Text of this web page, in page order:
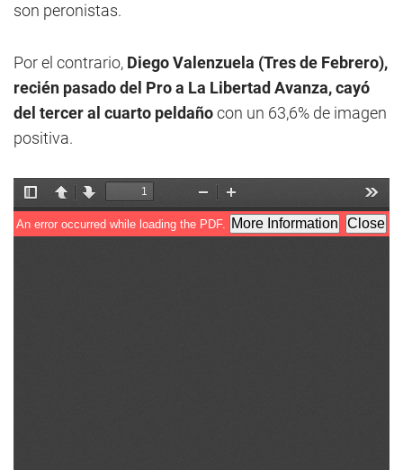
son peronistas.
Por el contrario, Diego Valenzuela (Tres de Febrero),
recién pasado del Pro a La Libertad Avanza, cayó
del tercer al cuarto peldañocon un 63,6% de imagen
positiva.